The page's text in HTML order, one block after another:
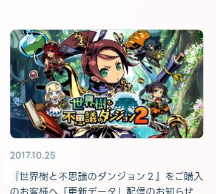
2017.10.25
『世界樹と不思議のダンジョン２』をご購入